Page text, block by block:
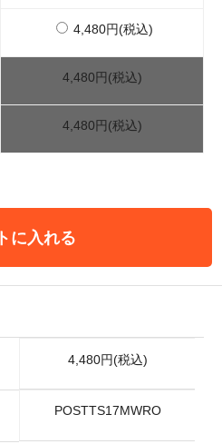
4,480円(税込)
4,480円(税込)
4,480円(税込)
に入れる
4,480円(税込)
POSTTS17MWRO